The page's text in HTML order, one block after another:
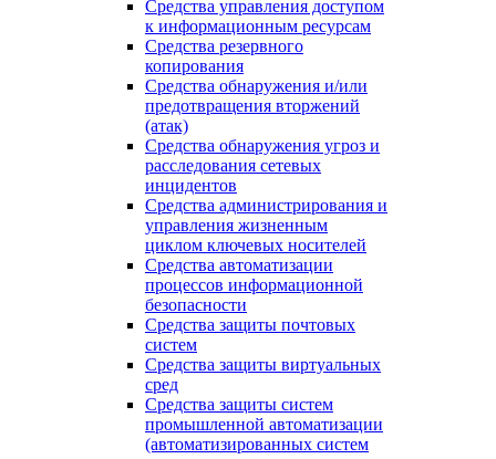
Средства управления доступом
к информационным ресурсам
Средства резервного
копирования
Средства обнаружения и/или
предотвращения вторжений
(атак)
Средства обнаружения угроз и
расследования сетевых
инцидентов
Средства администрирования и
управления жизненным
циклом ключевых носителей
Средства автоматизации
процессов информационной
безопасности
Средства защиты почтовых
систем
Средства защиты виртуальных
сред
Средства защиты систем
промышленной автоматизации
(автоматизированных систем